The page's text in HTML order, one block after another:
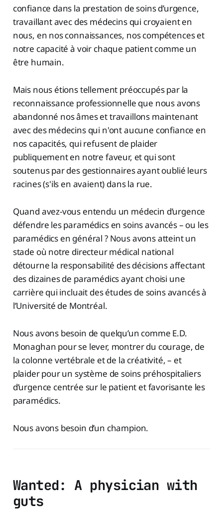
confiance dans la prestation de soins d’urgence,
travaillant avec des médecins qui croyaient en
nous, en nos connaissances, nos compétences et
notre capacité à voir chaque patient comme un
être humain.
Mais nous étions tellement préoccupés par la
reconnaissance professionnelle que nous avons
abandonné nos âmes et travaillons maintenant
avec des médecins qui n'ont aucune confiance en
nos capacités, qui refusent de plaider
publiquement en notre faveur, et qui sont
soutenus par des gestionnaires ayant oublié leurs
racines (s'ils en avaient) dans la rue.
Quand avez-vous entendu un médecin d’urgence
défendre les paramédics en soins avancés – ou les
paramédics en général ? Nous avons atteint un
stade où notre directeur médical national
détourne la responsabilité des décisions affectant
des dizaines de paramédics ayant choisi une
carrière qui incluait des études de soins avancés à
l’Université de Montréal.
Nous avons besoin de quelqu’un comme E.D.
Monaghan pour se lever, montrer du courage, de
la colonne vertébrale et de la créativité, – et
plaider pour un système de soins préhospitaliers
d’urgence centrée sur le patient et favorisante les
paramédics.
Nous avons besoin d’un champion.
Wanted: A physician with
guts